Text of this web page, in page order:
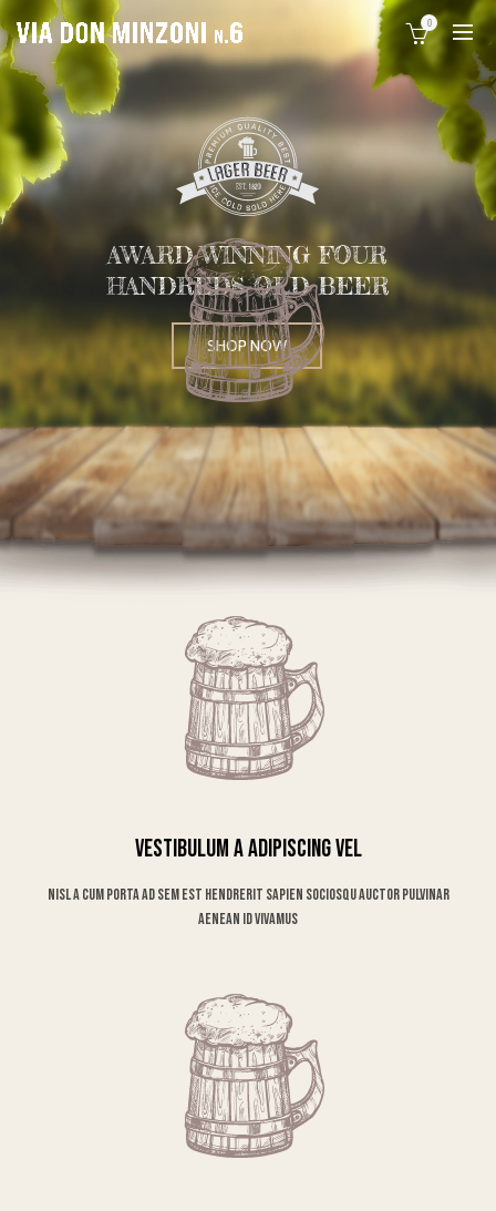
0
SHOP NOW
AWARD WINNING FOUR
HANDREDS OLD BEER
Welcome In Store
Ante commodo amet per sodales vel elit suscipit adipiscing vel a per scelerisque porta adipiscing tristique
suspendisse vel a per scelerisque.
Nisi habitasse nec mi
Commodo leo rhoncus aptent quisque sit fusce etiam viverra ullamcorper
interdum pretium
Vestibulum a adipiscing vel
Nisl a cum porta ad sem est hendrerit sapien sociosqu auctor pulvinar
aenean id vivamus